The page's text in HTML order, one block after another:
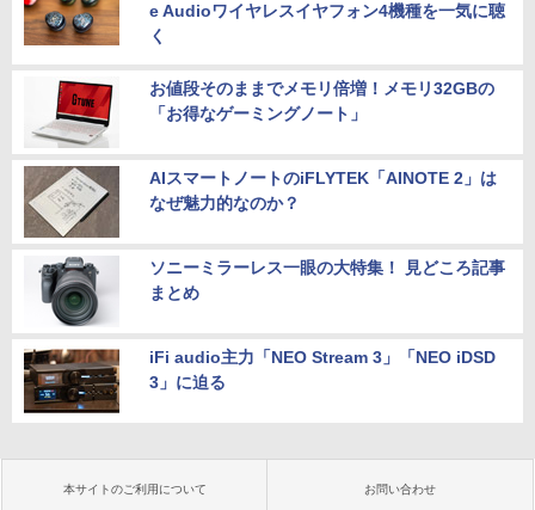
e Audioワイヤレスイヤフォン4機種を一気に聴
く
お値段そのままでメモリ倍増！メモリ32GBの
「お得なゲーミングノート」
AIスマートノートのiFLYTEK「AINOTE 2」は
なぜ魅力的なのか？
ソニーミラーレス一眼の大特集！ 見どころ記事
まとめ
iFi audio主力「NEO Stream 3」「NEO iDSD
3」に迫る
本サイトのご利用について お問い合わせ